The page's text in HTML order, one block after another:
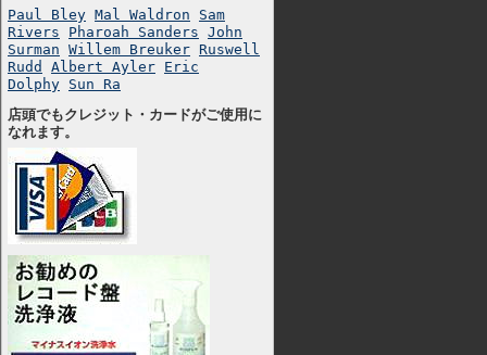
Paul Bley Mal Waldron
Sam
Rivers
Pharoah Sanders John
Surman Willem Breuker Ruswell
Rudd
Albert Ayler Eric
Dolphy Sun Ra
店頭でもクレジット・カードがご使用に
なれます。